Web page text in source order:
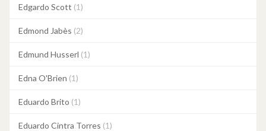
Edgardo Scott (1)
Edmond Jabès (2)
Edmund Husserl (1)
Edna O'Brien (1)
Eduardo Brito (1)
Eduardo Cintra Torres (1)